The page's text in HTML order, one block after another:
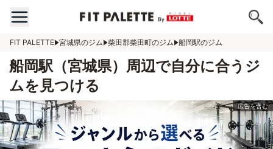
FIT PALETTE 宮城県のジム 柴田郡柴田町のジム 船岡駅のジム
船岡駅（宮城県）周辺で自分に合うジ
ムを見つける